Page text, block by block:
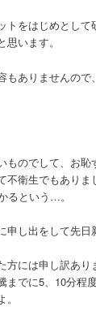
トをはじめとして
います。
もありませんので
ものでして、お恥
不衛生でもありま
るという…。
申し出をして先日
方には申し訳あり
までに5、10分程